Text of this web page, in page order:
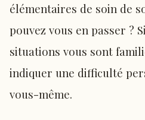
élémentaires de soin de
pouvez vous en passer ?
situations vous sont
indiquer une difficulté
vous-même.